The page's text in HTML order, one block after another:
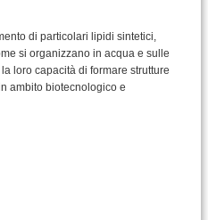
di particolari lipidi sintetici,
si organizzano in acqua e sulle
loro capacità di formare strutture
ambito biotecnologico e